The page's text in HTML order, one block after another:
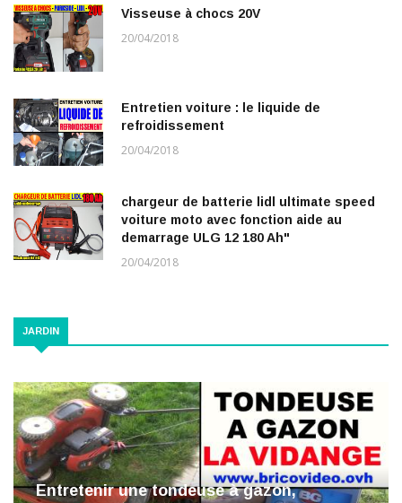
Visseuse à chocs 20V
20/04/2018
Entretien voiture : le liquide de
refroidissement
20/04/2018
chargeur de batterie lidl ultimate speed
voiture moto avec fonction aide au
demarrage ULG 12 180 Ah"
20/04/2018
JARDIN
Entretenir une tondeuse à gazon,